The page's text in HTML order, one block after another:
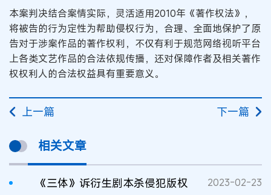
本案判决结合案情实际，灵活适用2010年《著作权法》，
将被告的行为定性为帮助侵权行为，合理、全面地保护了原
告对于涉案作品的著作权利，不仅有利于规范网络视听平台
上各类文艺作品的合法依规传播，还对保障作者及相关著作
权权利人的合法权益具有重要意义。
上一篇 下一篇
相关文章
《三体》诉衍生剧本杀侵犯版权 2023-02-23